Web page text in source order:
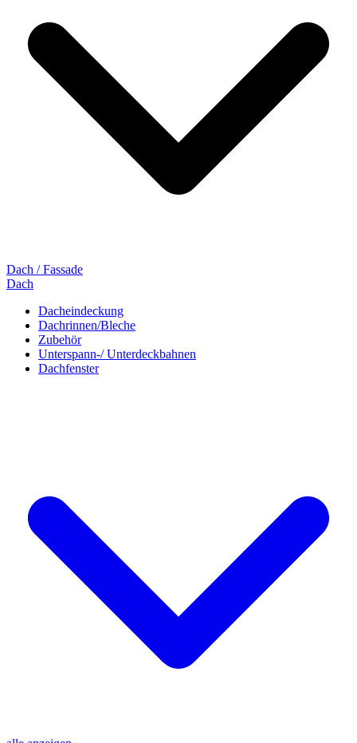
Dach / Fassade
Dach
Dacheindeckung
Dachrinnen/Bleche
Zubehör
Unterspann-/ Unterdeckbahnen
Dachfenster